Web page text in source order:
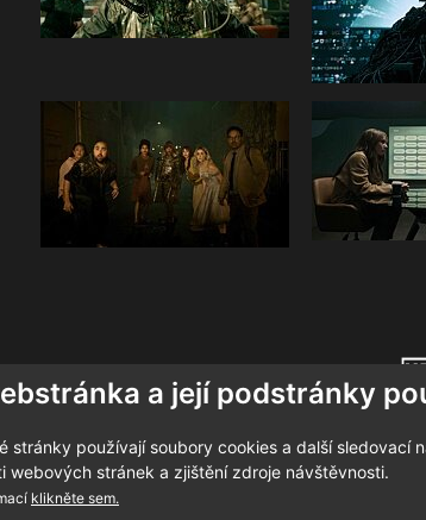
a její podstránky
stránky používají soubory cookies a další sledovací
webových stránek a zjištění zdroje návštěvnosti.
klikněte sem.